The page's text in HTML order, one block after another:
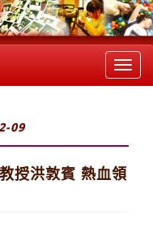
09
授洪敦賓 熱血領